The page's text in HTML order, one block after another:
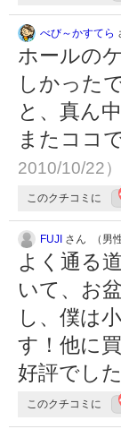
べび～かすてら
ホールの
しかった
と、真ん
またココ
2010/10/22）
このクチコミに
FUJI さん （男
よく通る
いて、お
し、僕は
す！他に
好評でし
このクチコミに